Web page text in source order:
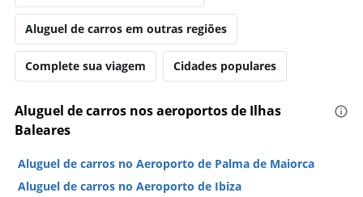
Aluguel de carros em outras regiões
Complete sua viagem Cidades populares
Aluguel de carros nos aeroportos de Ilhas
Baleares
Aluguel de carros no Aeroporto de Palma de Maiorca
Aluguel de carros no Aeroporto de Ibiza